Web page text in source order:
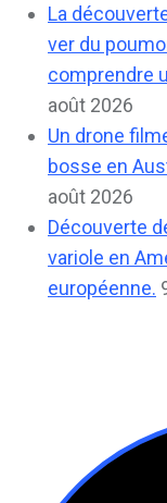
La
ver du
comprendre
août 2026
Un drone
bosse en
août 2026
Découverte
variole en
européenne.